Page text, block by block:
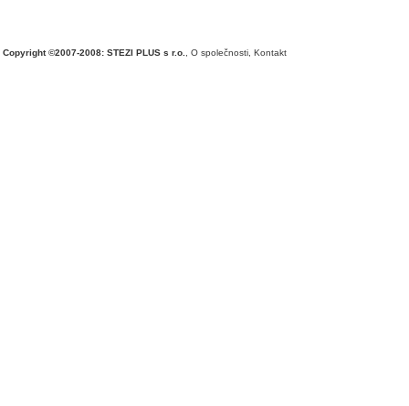
Copyright ©2007-2008: STEZI PLUS s r.o. O společnosti Kontakt